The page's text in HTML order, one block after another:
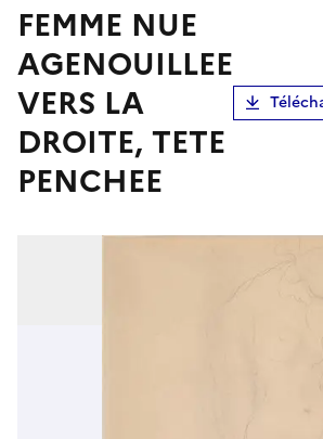
FEMME NUE
AGENOUILLEE
VERS LA
DROITE, TETE
PENCHEE